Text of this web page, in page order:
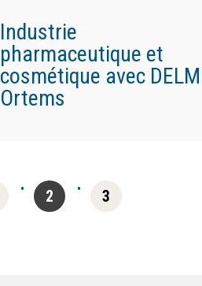
Industrie
pharmaceutique et
cosmétique avec
Ortems
2 3